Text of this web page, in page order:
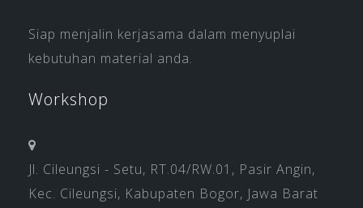
Siap menjalin kerjasama dalam menyuplai
kebutuhan material anda.
Workshop
Jl. Cileungsi - Setu, RT.04/RW.01, Pasir Angin,
Kec. Cileungsi, Kabupaten Bogor, Jawa Barat